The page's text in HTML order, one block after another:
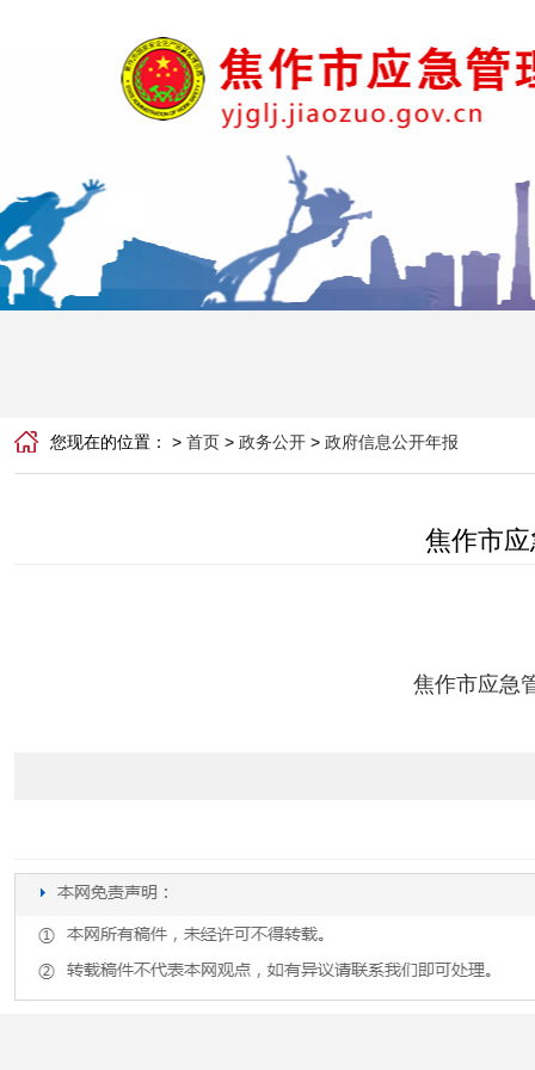
您现在的位置： > 首页 > 政务公开 > 政府信息公开年报
焦作市
焦作市应急